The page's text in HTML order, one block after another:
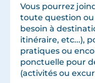
Vous pourrez
toute question ou
besoin à
itinéraire, etc...),
pratiques ou
ponctuelle pour
(activités ou